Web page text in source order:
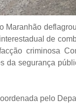
Maranhão
de
criminosa
da segurança
pelo